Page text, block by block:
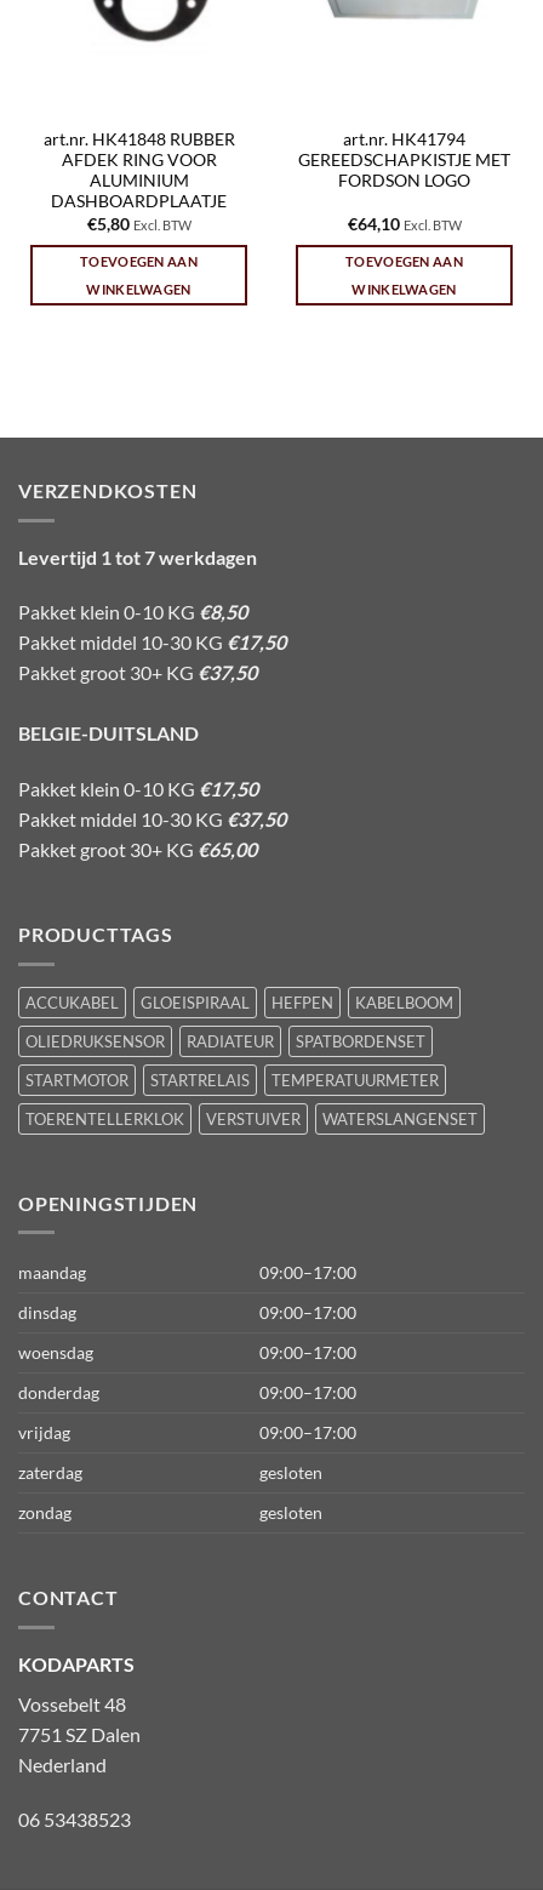
art.nr. HK41848 RUBBER
AFDEK RING VOOR
ALUMINIUM
DASHBOARDPLAATJE
€5,80 Excl. BTW
TOEVOEGEN AAN
WINKELWAGEN
art.nr. HK41794
GEREEDSCHAPKISTJE MET
FORDSON LOGO
€64,10 Excl. BTW
TOEVOEGEN AAN
WINKELWAGEN
VERZENDKOSTEN
Levertijd 1 tot 7 werkdagen
Pakket klein 0-10 KG €8,50
Pakket middel 10-30 KG €17,50
Pakket groot 30+ KG €37,50
BELGIE-DUITSLAND
Pakket klein 0-10 KG €17,50
Pakket middel 10-30 KG €37,50
Pakket groot 30+ KG €65,00
PRODUCTTAGS
ACCUKABEL GLOEISPIRAAL HEFPEN
KABELBOOM
OLIEDRUKSENSOR
RADIATEUR
SPATBORDENSET
STARTMOTOR
STARTRELAIS
TEMPERATUURMETER
TOERENTELLERKLOK
VERSTUIVER WATERSLANGENSET
OPENINGSTIJDEN
maandag
09:00–17:00
dinsdag
09:00–17:00
woensdag
09:00–17:00
donderdag
09:00–17:00
vrijdag
09:00–17:00
zaterdag
gesloten
zondag
gesloten
CONTACT
KODAPARTS
Vossebelt 48
7751 SZ Dalen
Nederland
06 53438523